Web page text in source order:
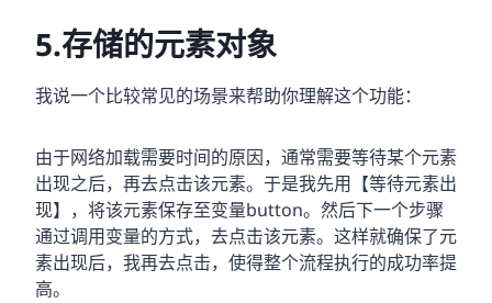
5.存储的元素对象
我说一个比较常见的场景来帮助你理解这个功能：
由于网络加载需要时间的原因，通常需要等待某个元素
出现之后，再去点击该元素。于是我先用【等待元素出
现】，将该元素保存至变量button。然后下一个步骤
通过调用变量的方式，去点击该元素。这样就确保了元
素出现后，我再去点击，使得整个流程执行的成功率提
高。